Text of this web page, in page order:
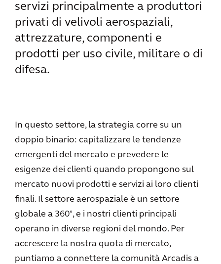
servizi principalmente a produttori
privati di velivoli aerospaziali,
attrezzature, componenti e
prodotti per uso civile, militare o di
difesa.
In questo settore, la strategia corre su un
doppio binario: capitalizzare le tendenze
emergenti del mercato e prevedere le
esigenze dei clienti quando propongono sul
mercato nuovi prodotti e servizi ai loro clienti
finali. Il settore aerospaziale è un settore
globale a 360°, e i nostri clienti principali
operano in diverse regioni del mondo. Per
accrescere la nostra quota di mercato,
puntiamo a connettere la comunità Arcadis a